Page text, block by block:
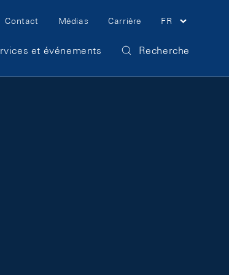
Meta Navigation
Contact Médias Carrière FR
et événements Recherche